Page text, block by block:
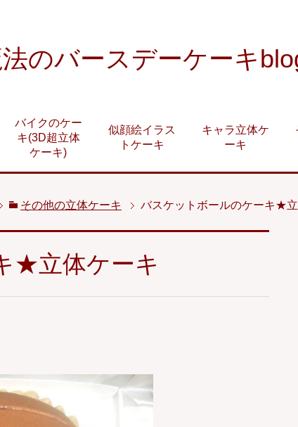
のバースデーケーキ
バイクのケー
キ(3D超立体
ケーキ)
似顔絵イラス
トケーキ
キャラ立体ケ
ーキ
その他の立体ケーキ バスケットボールのケーキ★
★立体ケーキ